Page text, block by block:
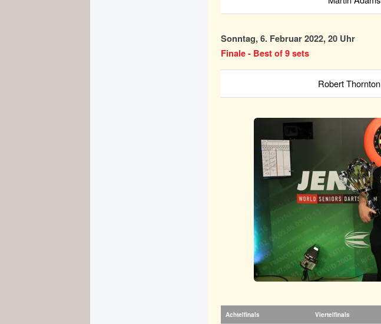
Sonntag, 6. Februar 2022, 20 Uhr
Finale - Best of 9 sets
Robert Thornton
Achtelfinals Viertelfinals